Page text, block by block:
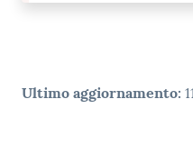
Ultimo aggiornamento: